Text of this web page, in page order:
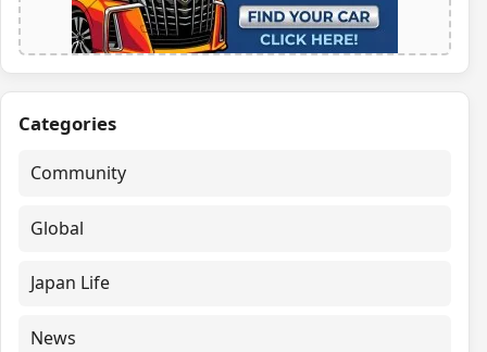
Categories
Community
Global
Japan Life
News